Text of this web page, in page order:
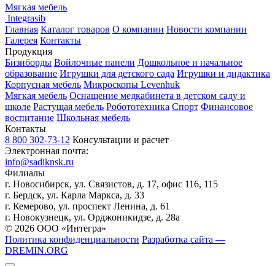
Мягкая мебель
Integrasib
Главная Каталог товаров О компании Новости компании
Галерея Контакты
Продукция
Бизиборды Войлочные панели Дошкольное и начальное
образование Игрушки для детского сада Игрушки и дидактика
Корпусная мебель Микроскопы Levenhuk
Мягкая мебель Оснащение медкабинета в детском саду и
школе Растущая мебель Робототехника Спорт Финансовое
воспитание Школьная мебель
Контакты
8 800 302-73-12 Консультации и расчет
Электронная почта:
info@sadiknsk.ru
Филиалы
г. Новосибирск, ул. Связистов, д. 17, офис 116, 115
г. Бердск, ул. Карла Маркса, д. 33
г. Кемерово, ул. проспект Ленина, д. 61
г. Новокузнецк, ул. ​Орджоникидзе, д. 28а
© 2026 ООО «Интегра»
Политика конфиденциальности Разработка сайта —
DREMIN.ORG